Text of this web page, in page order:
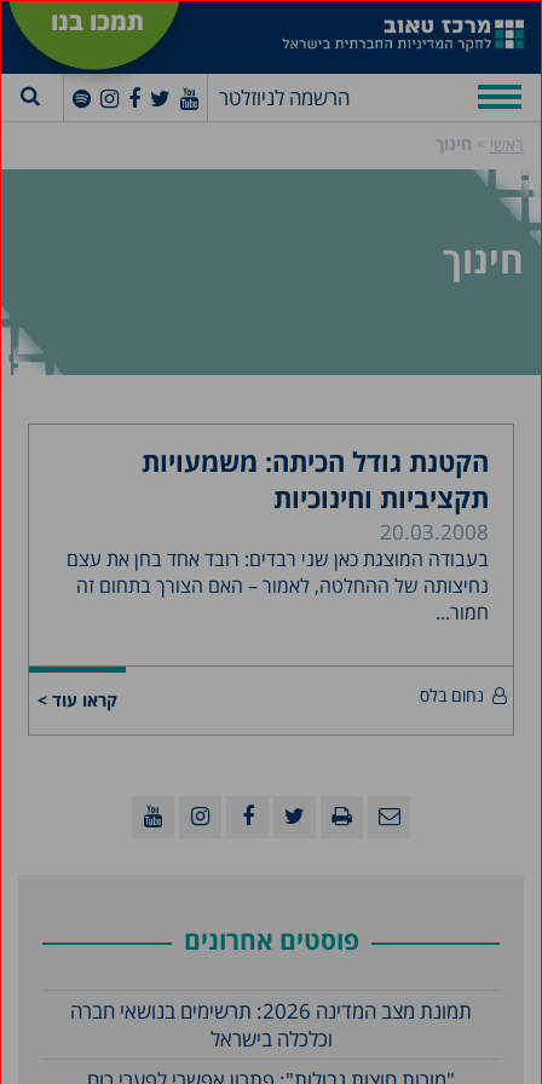
תמכו בנו
הרשמה לניוזלטר
ראשי » חינוך
חינוך
הקטנת גודל הכיתה: משמעויות
תקציביות וחינוכיות
20.03.2008
בעבודה המוצגת כאן שני רבדים: רובד אחד בחן את עצם
נחיצותה של ההחלטה, לאמור – האם הצורך בתחום זה
חמור...
קראו עוד > נחום בלס
פוסטים אחרונים
תמונת מצב המדינה 2026: תרשימים בנושאי חברה
וכלכלה בישראל